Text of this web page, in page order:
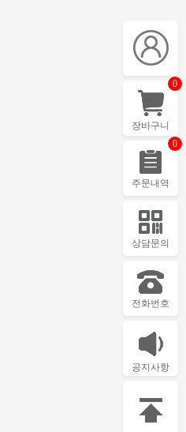
장바구니
0
주문내역
0
상담문의
전화번호
공지사항